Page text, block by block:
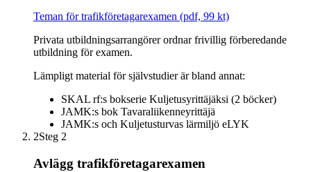
Teman för trafikföretagarexamen (pdf, 99 kt)
Privata utbildningsarrangörer ordnar frivillig förberedande
utbildning för examen.
Lämpligt material för självstudier är bland annat:
SKAL rf:s bokserie Kuljetusyrittäjäksi (2 böcker)
JAMK:s bok Tavaraliikenneyrittäjä
JAMK:s och Kuljetusturvas lärmiljö eLYK
2Steg 2
Avlägg trafikföretagarexamen